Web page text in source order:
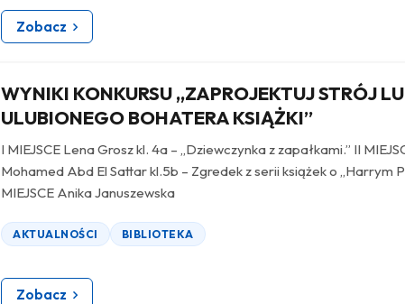
Zobacz
WYNIKI KONKURSU „ZAPROJEKTUJ STRÓJ
ULUBIONEGO BOHATERA KSIĄŻKI”
I MIEJSCE Lena Grosz kl. 4a – „Dziewczynka z zapałkami.” II
Mohamed Abd El Sattar kl.5b – Zgredek z serii książek o „Harrym
MIEJSCE Anika Januszewska
AKTUALNOŚCI BIBLIOTEKA
Zobacz